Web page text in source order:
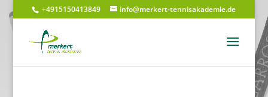
+4915150413849 info@merkert-tennisakademie.de